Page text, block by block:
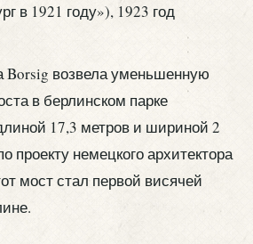
Borsig возвела уменьшенную
в берлинском парке
17,3 метров и шириной 2
проекту немецкого архитектора
мост стал первой висячей